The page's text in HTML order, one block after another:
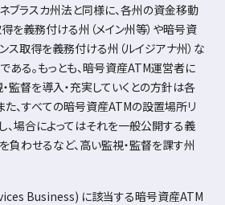
ブラスカ州法と同様に、各州の資金移動
を義務付ける州（メイン州等）や暗号資
ス取得を義務付ける州（ルイジアナ州）な
ある。もっとも、暗号資産ATM運営者に
監督を導入・充実していくとの方針は各
た、すべての暗号資産ATMの設置場所リ
、場合によってはそれを一般公開する義
負わせるなど、高い監視・監督を課す州
Business) に該当する暗号資産ATM